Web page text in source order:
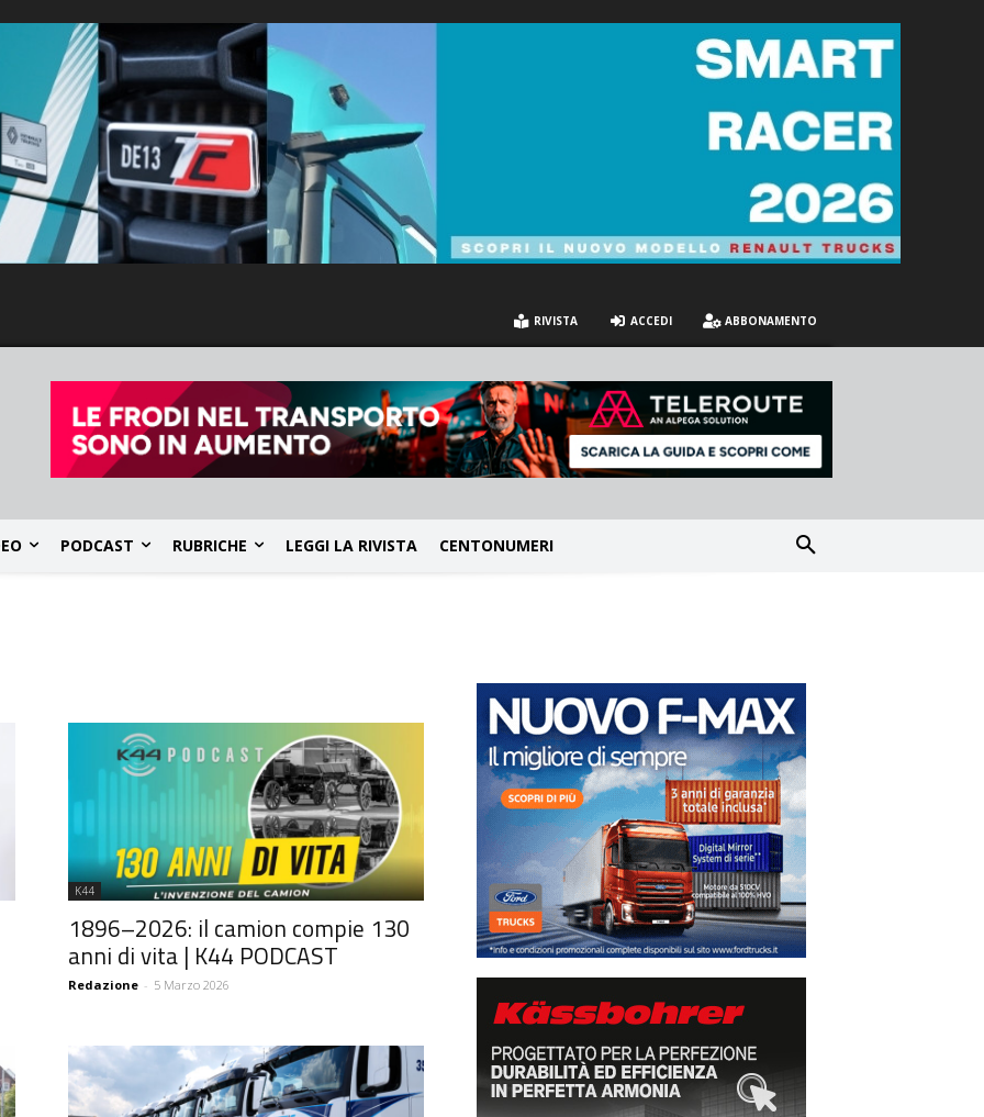
RIVISTA ACCEDI ABBONAMENTO
PODCAST RUBRICHE LEGGI LA RIVISTA CENTONUMERI
K44
1896–2026: il camion compie 130
anni di vita | K44 PODCAST
Redazione - 5 Marzo 2026